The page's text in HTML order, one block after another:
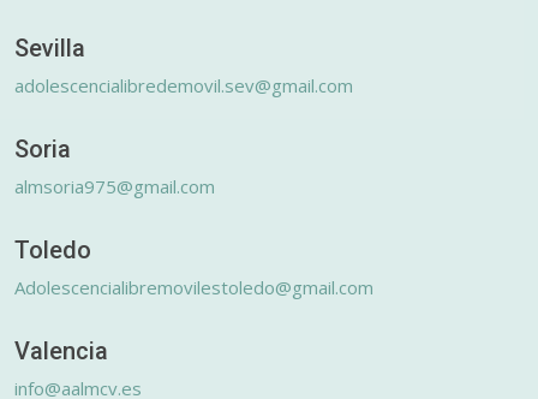
Sevilla
adolescencialibredemovil.sev@gmail.com
Soria
almsoria975@gmail.com
Toledo
Adolescencialibremovilestoledo@gmail.com
Valencia
info@aalmcv.es